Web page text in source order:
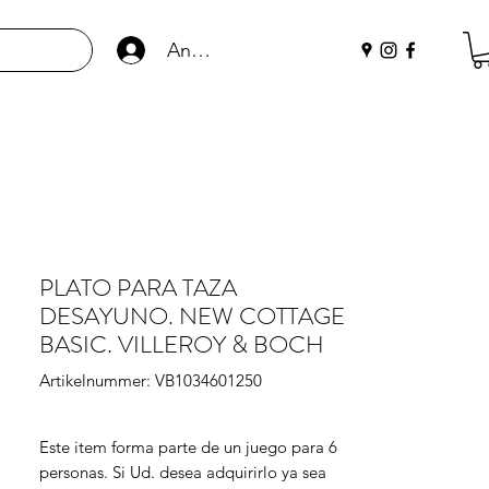
Anmelden
PLATO PARA TAZA
DESAYUNO. NEW COTTAGE
BASIC. VILLEROY & BOCH
Artikelnummer: VB1034601250
Este item forma parte de un juego para 6
personas. Si Ud. desea adquirirlo ya sea